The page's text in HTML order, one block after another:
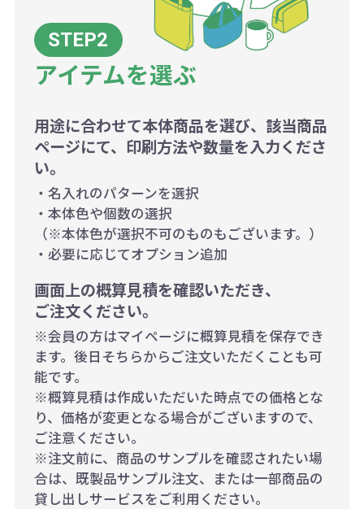
アイテムを選ぶ
用途に合わせて本体商品を選び、該当商品
ページにて、印刷方法や数量を入力くださ
い。
・名入れのパターンを選択
・本体色や個数の選択
（※本体色が選択不可のものもございます。）
・必要に応じてオプション追加
画面上の概算見積を確認いただき、
ご注文ください。
※会員の方はマイページに概算見積を保存でき
ます。後日そちらからご注文いただくことも可
能です。
※概算見積は作成いただいた時点での価格とな
り、価格が変更となる場合がございますので、
ご注意ください。
※注文前に、商品のサンプルを確認されたい場
合は、既製品サンプル注文、または一部商品の
貸し出しサービスをご利用ください。